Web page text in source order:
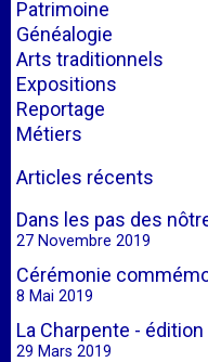
Patrimoine
Généalogie
Arts traditionnels
Expositions
Reportage
Métiers
Articles récents
Dans les pas des
27 Novembre 2019
Cérémonie
8 Mai 2019
La Charpente -
29 Mars 2019